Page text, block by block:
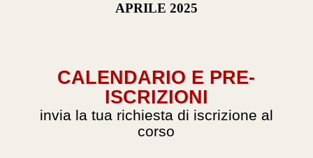
APRILE 2025
CALENDARIO E PRE-
ISCRIZIONI
invia la tua richiesta di iscrizione al
corso